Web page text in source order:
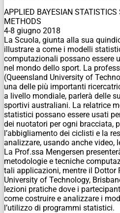
APPLIED BAYESIAN STATISTICS
METHODS
4-8 giugno 2018
La Scuola, giunta alla sua
illustrare a come i modelli
computazionali possano essere
nel mondo dello sport. La
(Queensland University of
una delle più importanti
a livello mondiale, parlerà delle
sportivi australiani. La relatrice
statistici possano essere usati
dei nuotatori per ogni bracciata,
l’abbigliamento dei ciclisti e la
analizzare, usando anche video,
La Prof.ssa Mengersen
metodologie e tecniche
tali applicazioni, mentre il Dottor
University of Technology,
lezioni pratiche dove i
come costruire e analizzare i
l’utilizzo di programmi statistici.